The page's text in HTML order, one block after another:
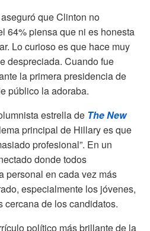
que Clinton no
64% piensa que ni es honesta
Lo curioso es que hace muy
despreciada. Cuando fue
la primera presidencia de
público la adoraba.
estrella de The New
principal de Hillary es que
profesional”. En un
donde todos
personal en cada vez más
especialmente los jóvenes,
cercana de los candidatos.
político más brillante de la